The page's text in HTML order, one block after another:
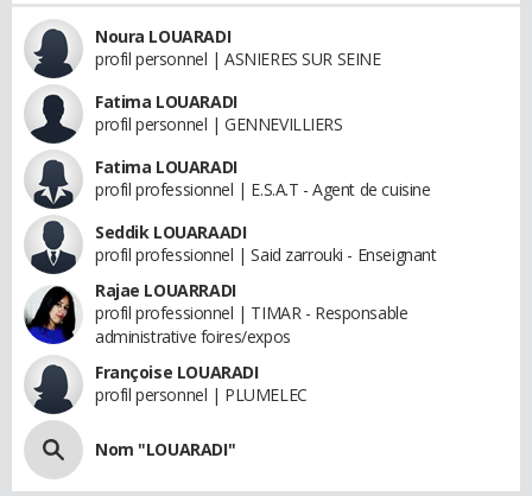
Noura LOUARADI
profil personnel | ASNIERES SUR SEINE
Fatima LOUARADI
profil personnel | GENNEVILLIERS
Fatima LOUARADI
profil professionnel | E.S.A.T - Agent de cuisine
Seddik LOUARAADI
profil professionnel | Said zarrouki - Enseignant
Rajae LOUARRADI
profil professionnel | TIMAR - Responsable
administrative foires/expos
Françoise LOUARADI
profil personnel | PLUMELEC
Nom "LOUARADI"